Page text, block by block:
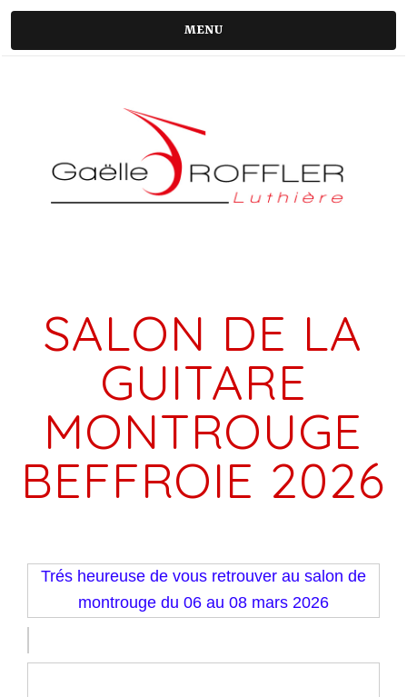
MENU
SALON DE LA
GUITARE
MONTROUGE
BEFFROIE 2026
Trés heureuse de vous retrouver au salon de
montrouge du 06 au 08 mars 2026